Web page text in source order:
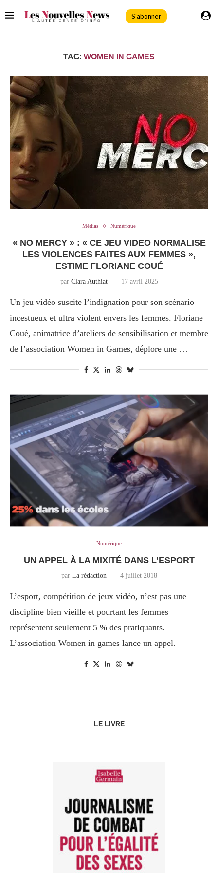
S'abonner
TAG: WOMEN IN GAMES
Médias Numérique
« NO MERCY » : « CE JEU VIDEO NORMALISE
LES VIOLENCES FAITES AUX FEMMES »,
ESTIME FLORIANE COUÉ
par Clara Authiat 17 avril 2025
Un jeu vidéo suscite l’indignation pour son scénario
incestueux et ultra violent envers les femmes. Floriane
Coué, animatrice d’ateliers de sensibilisation et membre
de l’association Women in Games, déplore une …
Numérique
UN APPEL À LA MIXITÉ DANS L’ESPORT
par La rédaction 4 juillet 2018
L’esport, compétition de jeux vidéo, n’est pas une
discipline bien vieille et pourtant les femmes
représentent seulement 5 % des pratiquants.
L’association Women in games lance un appel.
LE LIVRE